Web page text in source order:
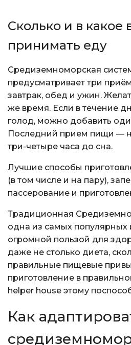
Сколько и в
принимать еду
Средиземноморская
предусматривает три
завтрак, обед и ужин.
же время. Если в течение
голод, можно добавить
Последний прием пищи —
три-четыре часа до сна.
Лучшие способы
(в том числе и на пару),
пассерование и
Традиционная
одна из самых популярных
огромной пользой для
даже не столько диета,
правильные пищевые
приготовление в
helper house этому
Как